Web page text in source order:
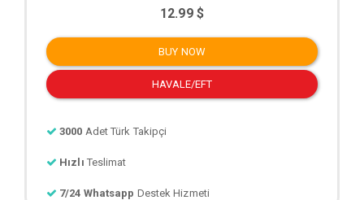
12.99 $
BUY NOW
HAVALE/EFT
3000 Adet Türk Takipçi
Hızlı Teslimat
7/24 Whatsapp Destek Hizmeti